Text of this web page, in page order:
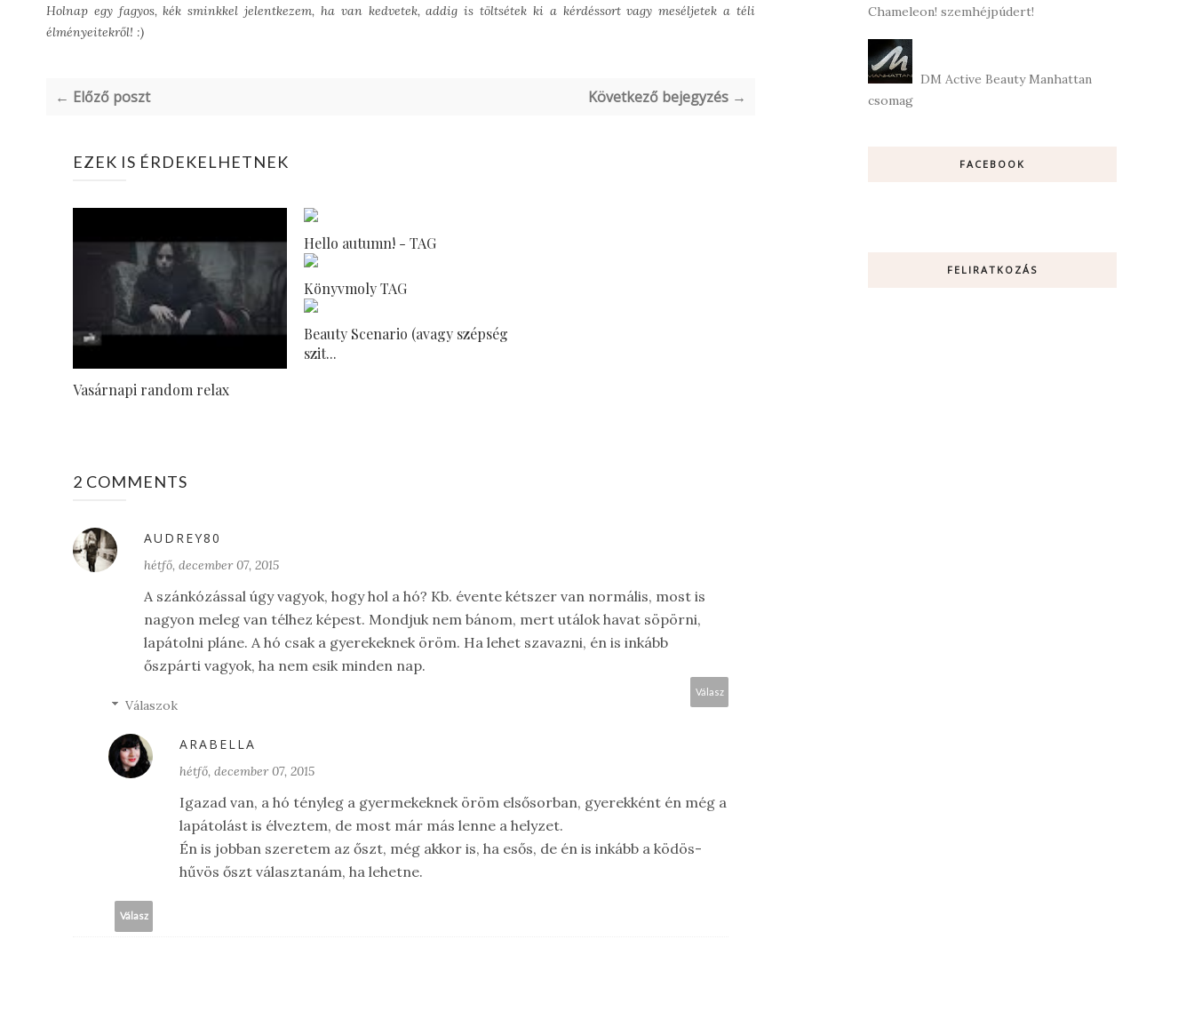
Holnap egy fagyos, kék sminkkel jelentkezem, ha van kedvetek, addig is töltsétek ki a kérdéssort vagy meséljetek a téli
élményeitekről! :)
← Előző poszt Következő bejegyzés →
EZEK IS ÉRDEKELHETNEK
Vasárnapi random relax
Hello autumn! - TAG
Könyvmoly TAG
Beauty Scenario (avagy szépség
szit...
2 COMMENTS
AUDREY80
hétfő, december 07, 2015
A szánkózással úgy vagyok, hogy hol a hó? Kb. évente kétszer van normális, most is
nagyon meleg van télhez képest. Mondjuk nem bánom, mert utálok havat söpörni,
lapátolni pláne. A hó csak a gyerekeknek öröm. Ha lehet szavazni, én is inkább
őszpárti vagyok, ha nem esik minden nap.
Válasz
Válaszok
ARABELLA
hétfő, december 07, 2015
Igazad van, a hó tényleg a gyermekeknek öröm elsősorban, gyerekként én még a
lapátolást is élveztem, de most már más lenne a helyzet.
Én is jobban szeretem az őszt, még akkor is, ha esős, de én is inkább a ködös-
hűvös őszt választanám, ha lehetne.
Válasz
Chameleon! szemhéjpúdert!
DM Active Beauty Manhattan
csomag
FACEBOOK
FELIRATKOZÁS